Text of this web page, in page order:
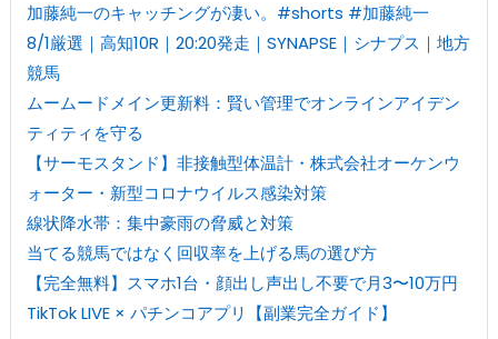
加藤純一のキャッチングが凄い。#shorts #加藤純一
8/1厳選｜高知10R｜20:20発走｜SYNAPSE｜シナプス｜地方
競馬
ムームードメイン更新料：賢い管理でオンラインアイデン
ティティを守る
【サーモスタンド】非接触型体温計・株式会社オーケンウ
ォーター・新型コロナウイルス感染対策
線状降水帯：集中豪雨の脅威と対策
当てる競馬ではなく回収率を上げる馬の選び方
【完全無料】スマホ1台・顔出し声出し不要で月3〜10万円
TikTok LIVE × パチンコアプリ【副業完全ガイド】